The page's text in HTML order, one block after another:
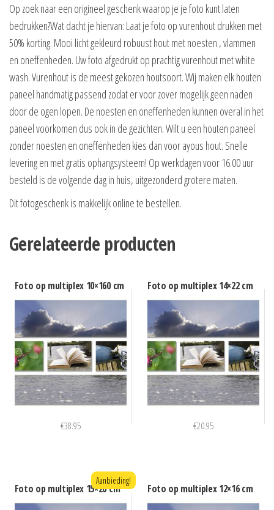
Op zoek naar een origineel geschenk waarop je je foto kunt laten
bedrukken?Wat dacht je hiervan: Laat je foto op vurenhout drukken met
50% korting. Mooi licht gekleurd robuust hout met noesten , vlammen
en oneffenheden. Uw foto afgedrukt op prachtig vurenhout met white
wash. Vurenhout is de meest gekozen houtsoort. Wij maken elk houten
paneel handmatig passend zodat er voor zover mogelijk geen naden
door de ogen lopen. De noesten en oneffenheden kunnen overal in het
paneel voorkomen dus ook in de gezichten. Wilt u een houten paneel
zonder noesten en oneffenheden kies dan voor ayous hout. Snelle
levering en met gratis ophangsysteem! Op werkdagen voor 16.00 uur
besteld is de volgende dag in huis, uitgezonderd grotere maten.
Dit fotogeschenk is makkelijk online te bestellen.
Gerelateerde producten
Foto op multiplex 10×160 cm
€38.95
Foto op multiplex 14×22 cm
€20.95
Foto op multiplex 15×20 cm
Aanbieding!
Foto op multiplex 12×16 cm